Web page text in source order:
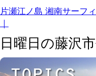
片瀬江ノ島 湘南サーフ
｜
日曜日の藤沢